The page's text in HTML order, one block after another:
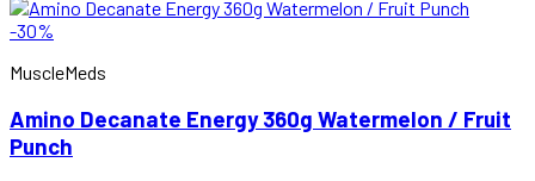
-30%
MuscleMeds
Amino Decanate Energy 360g Watermelon / Fruit
Punch